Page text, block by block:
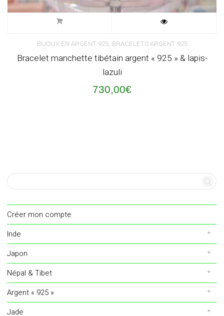
BIJOUX EN ARGENT 925, BRACELETS ARGENT 925
Bracelet manchette tibétain argent « 925 » & lapis-
lazuli
730,00€
Créer mon compte
Inde
Japon
Népal & Tibet
Argent « 925 »
Jade